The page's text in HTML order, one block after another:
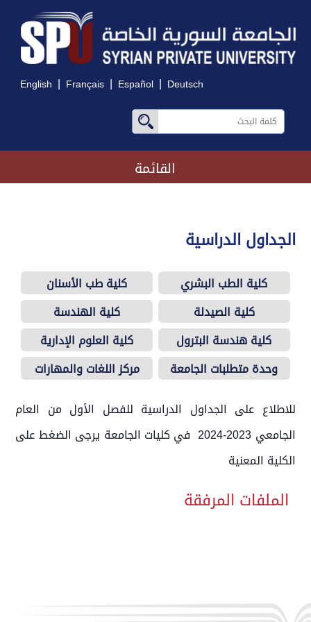
English | Français | Español | Deutsch
القائمة
الجداول الدراسية
كلية الطب البشري
كلية طب الأسنان
كلية الصيدلة
كلية الهندسة
كلية هندسة البترول
كلية العلوم الإدارية
وحدة متطلبات الجامعة
مركز اللغات والمهارات
للاطلاع على الجداول الدراسية للفصل الأول من العام
الجامعي 2023-2024 في كليات الجامعة يرجى الضغط على
الكلية المعنية
الملفات المرفقة